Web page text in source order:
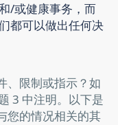
/或健康事务，而
都可以做出任何决
、限制或指示？如
3 中注明。以下是
您的情况相关的其